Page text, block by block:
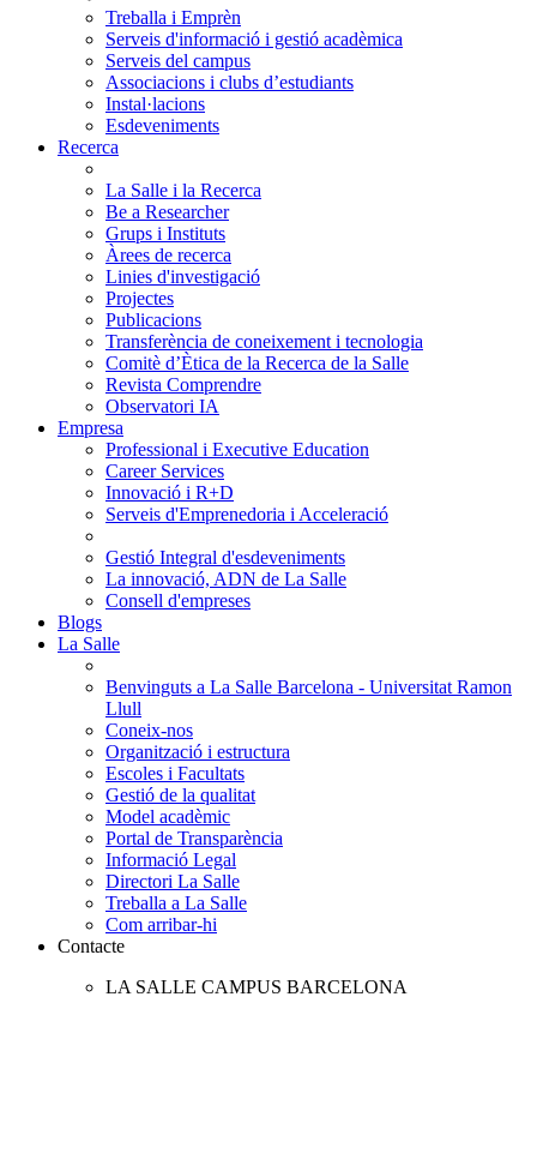
Treballa i Emprèn
Serveis d'informació i gestió acadèmica
Serveis del campus
Associacions i clubs d’estudiants
Instal·lacions
Esdeveniments
Recerca
La Salle i la Recerca
Be a Researcher
Grups i Instituts
Àrees de recerca
Linies d'investigació
Projectes
Publicacions
Transferència de coneixement i tecnologia
Comitè d’Ètica de la Recerca de la Salle
Revista Comprendre
Observatori IA
Empresa
Professional i Executive Education
Career Services
Innovació i R+D
Serveis d'Emprenedoria i Acceleració
Gestió Integral d'esdeveniments
La innovació, ADN de La Salle
Consell d'empreses
Blogs
La Salle
Benvinguts a La Salle Barcelona - Universitat Ramon
Llull
Coneix-nos
Organització i estructura
Escoles i Facultats
Gestió de la qualitat
Model acadèmic
Portal de Transparència
Informació Legal
Directori La Salle
Treballa a La Salle
Com arribar-hi
Contacte
LA SALLE CAMPUS BARCELONA